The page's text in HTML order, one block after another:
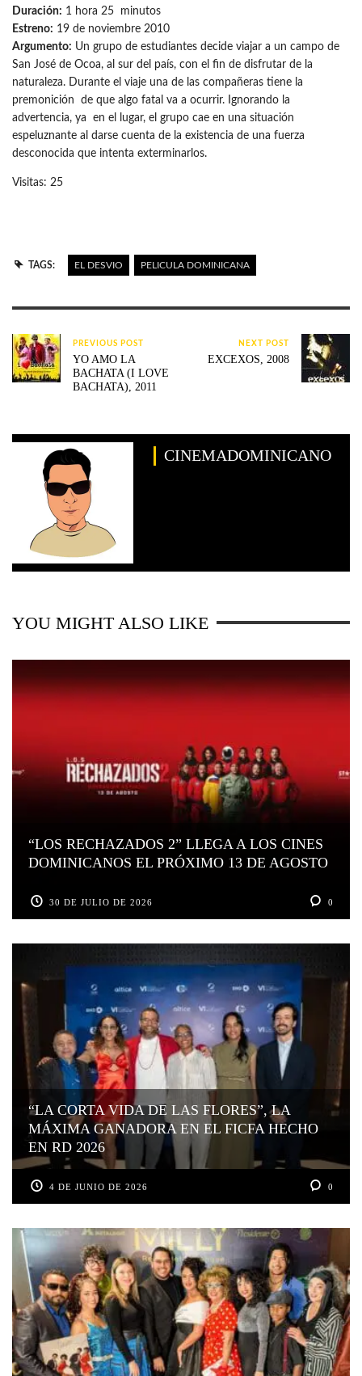
Duración: 1 hora 25 minutos
Estreno: 19 de noviembre 2010
Argumento: Un grupo de estudiantes decide viajar a un campo de
San José de Ocoa, al sur del país, con el fin de disfrutar de la
naturaleza. Durante el viaje una de las compañeras tiene la
premonición de que algo fatal va a ocurrir. Ignorando la
advertencia, ya en el lugar, el grupo cae en una situación
espeluznante al darse cuenta de la existencia de una fuerza
desconocida que intenta exterminarlos.
Visitas: 25
TAGS: EL DESVIO PELICULA DOMINICANA
PREVIOUS POST
YO AMO LA
BACHATA (I LOVE
BACHATA), 2011
NEXT POST
EXCEXOS, 2008
CINEMADOMINICANO
YOU MIGHT ALSO LIKE
“LOS RECHAZADOS 2” LLEGA A LOS CINES
DOMINICANOS EL PRÓXIMO 13 DE AGOSTO
30 DE JULIO DE 2026 0
“LA CORTA VIDA DE LAS FLORES”, LA
MÁXIMA GANADORA EN EL FICFA HECHO
EN RD 2026
4 DE JUNIO DE 2026 0